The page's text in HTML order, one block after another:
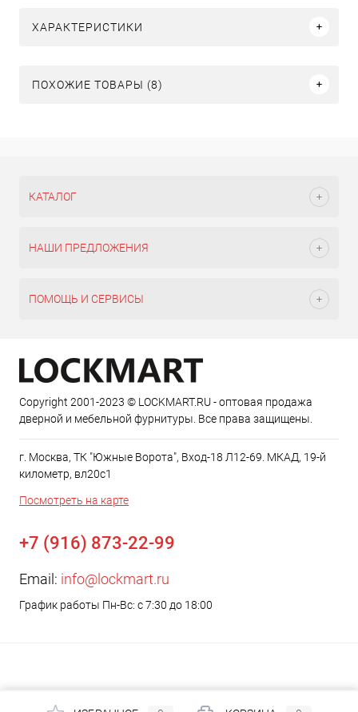
ХАРАКТЕРИСТИКИ
ПОХОЖИЕ ТОВАРЫ (8)
КАТАЛОГ
НАШИ ПРЕДЛОЖЕНИЯ
ПОМОЩЬ И СЕРВИСЫ
Copyright 2001-2023 © LOCKMART.RU - оптовая продажа
дверной и мебельной фурнитуры. Все права защищены.
г. Москва, ТК "Южные Ворота", Вход-18 Л12-69. МКАД, 19-й
километр, вл20с1
Посмотреть на карте
+7 (916) 873-22-99
Email: info@lockmart.ru
График работы Пн-Вс: с 7:30 до 18:00